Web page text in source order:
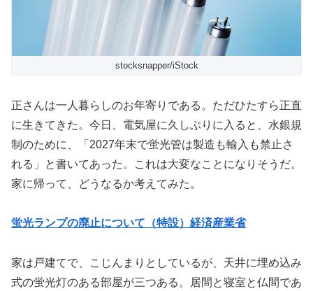
stocksnapper/iStock
正さんは一人暮らしのお年寄りである。ただひたすら正直
に生きてきた。今日、電気屋に久しぶりに入ると、水銀規
制のために、「2027年末で蛍光管は製造も輸入も禁止さ
れる」と書いてあった。これは大変なことになりそうだ。
家に帰って、どうなるか考えてみた。
蛍光ランプの廃止について（特設）経済産業省
家は戸建てで、こじんまりとしているが、天井に埋め込み
式の蛍光灯のある部屋が三つある。居間と寝室と仏間であ